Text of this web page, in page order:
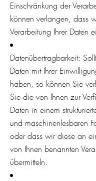
Einschränkung der
können verlangen, dass
Verarbeitung Ihrer Daten
Datenübertragbarkeit:
Daten mit Ihrer
haben, so können Sie
Sie die von Ihnen zur
Daten in einem
und maschinenlesbaren
oder dass wir diese an
von Ihnen benannten
übermitteln.